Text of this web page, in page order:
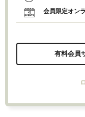
会員限定オン
有料会員